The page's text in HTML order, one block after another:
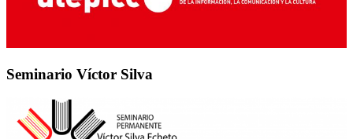
Seminario Víctor Silva